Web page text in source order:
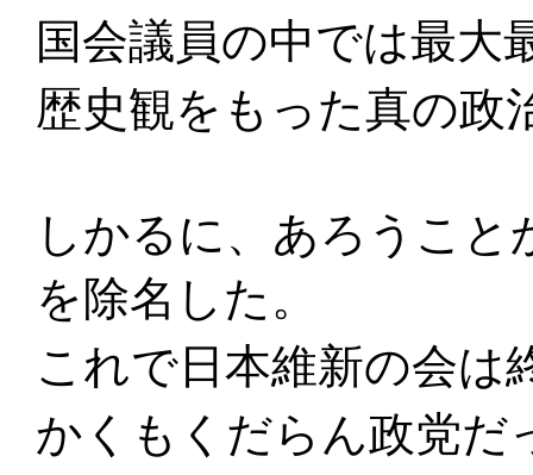
国会議員の中では最大
歴史観をもった真の政
しかるに、あろうこと
を除名した。
これで日本維新の会は
かくもくだらん政党だ